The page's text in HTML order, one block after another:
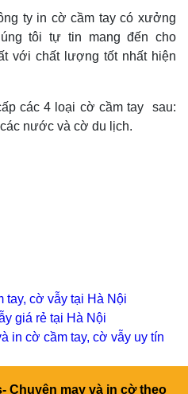
ty in cờ cầm tay có xưởng
tôi tự tin mang đến cho
với chất lượng tốt nhất hiện
các 4 loại cờ cầm tay sau:
nước và cờ du lịch.
tay, cờ vẫy tại Hà Nội
giá rẻ tại Hà Nội
in cờ cầm tay, cờ vẫy uy tín
Chuyên may và in cờ theo